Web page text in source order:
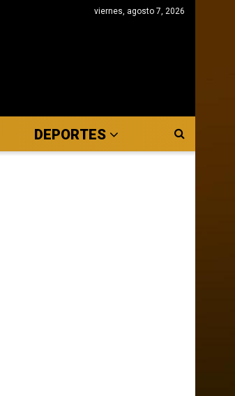
viernes, agosto 7, 2026
DEPORTES